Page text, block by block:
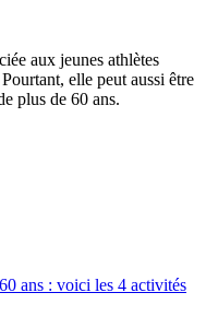
aux jeunes athlètes
elle peut aussi être
plus de 60 ans.
ans : voici les 4 activités